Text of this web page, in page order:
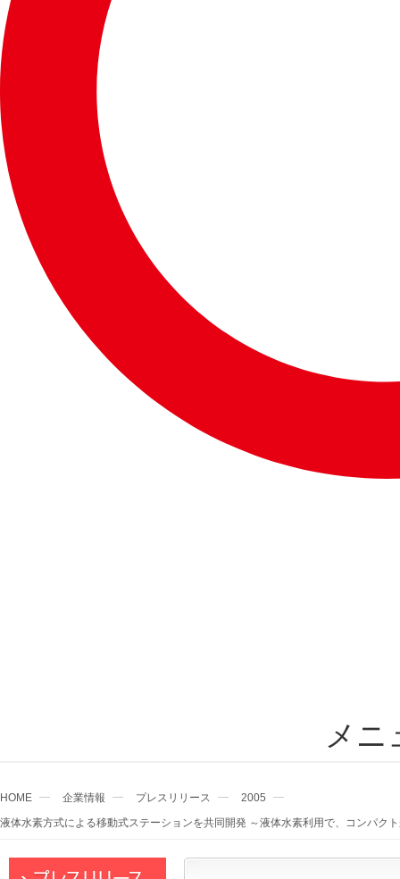
メニ
HOME 企業情報 プレスリリース
2005
液体水素方式による移動式ステーションを共同開発 ～液体水素利用で、コンパク